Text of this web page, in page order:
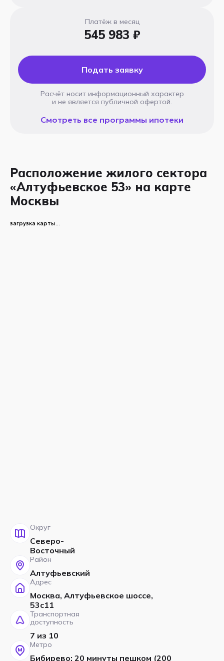
Платёж в месяц
545 983 ₽
Подать заявку
Расчёт носит информационный характер
и не является публичной офертой.
Смотреть все программы ипотеки
Расположение жилого сектора
«Алтуфьевское 53» на карте
Москвы
загрузка карты...
Округ
Северо-
Восточный
Район
Алтуфьевский
Адрес
Москва, Алтуфьевское шоссе,
53с11
Транспортная
доступность
7 из 10
Метро
Бибирево: 20 минуты пешком (200